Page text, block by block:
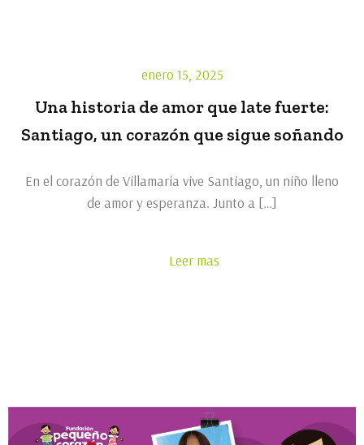
enero 15, 2025
Una historia de amor que late fuerte:
Santiago, un corazón que sigue soñando
En el corazón de Villamaría vive Santiago, un niño lleno
de amor y esperanza. Junto a […]
Leer mas